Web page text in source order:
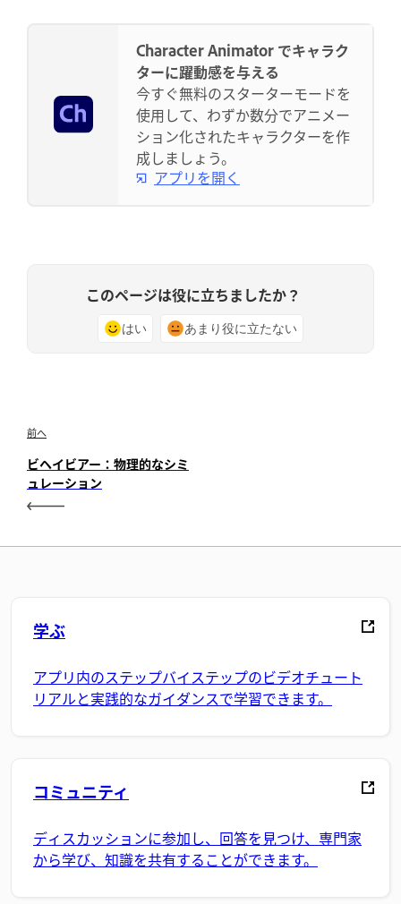
Character Animator でキャラク
ターに躍動感を与える
今すぐ無料のスターターモードを
使用して、わずか数分でアニメー
ション化されたキャラクターを作
成しましょう。
アプリを開く
このページは役に立ちましたか？
はい あまり役に立たない
前へ
ビヘイビアー：物理的なシミ
ュレーション
学ぶ
アプリ内のステップバイステップのビデオチュート
リアルと実践的なガイダンスで学習できます。
コミュニティ
ディスカッションに参加し、回答を見つけ、専門家
から学び、知識を共有することができます。